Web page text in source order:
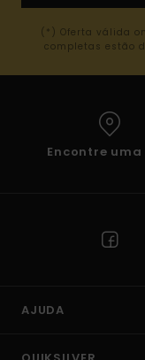
(*) Oferta válida
completas estão
Encontre
AJUDA